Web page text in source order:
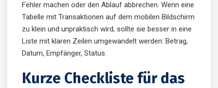
Fehler machen oder den Ablauf abbrechen. Wenn eine
Tabelle mit Transaktionen auf dem mobilen Bildschirm
zu klein und unpraktisch wird, sollte sie besser in eine
Liste mit klaren Zeilen umgewandelt werden: Betrag,
Datum, Empfänger, Status.
Kurze Checkliste für das